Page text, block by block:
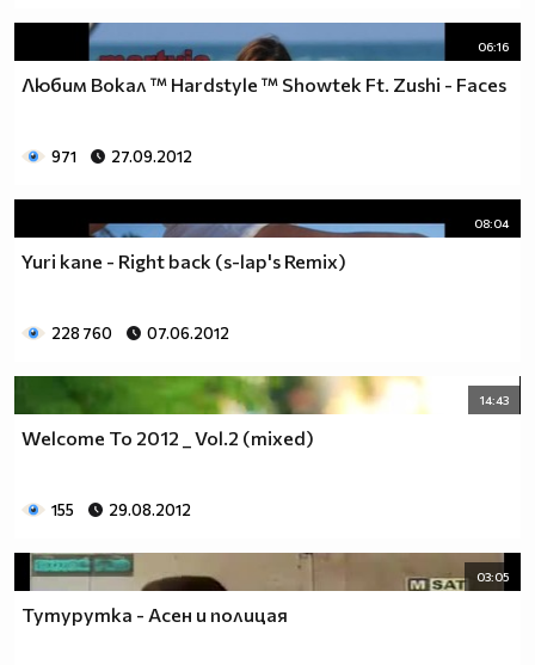
06:16
Любим Вокал ™ Hardstyle ™ Showtek Ft. Zushi - Faces
971 27.09.2012
08:04
Yuri kane - Right back (s-lap's Remix)
228 760 07.06.2012
14:43
Welcome To 2012 _ Vol.2 (mixed)
155 29.08.2012
03:05
Тутурутка - Асен и полицая